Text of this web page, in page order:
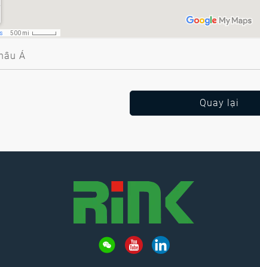
Á
Quay lại